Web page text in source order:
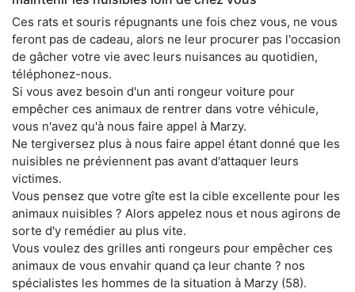
Ces rats et souris répugnants une fois chez vous, ne vous
feront pas de cadeau, alors ne leur procurer pas l'occasion
de gâcher votre vie avec leurs nuisances au quotidien,
téléphonez-nous.
Si vous avez besoin d'un anti rongeur voiture pour
empêcher ces animaux de rentrer dans votre véhicule,
vous n'avez qu'à nous faire appel à Marzy.
Ne tergiversez plus à nous faire appel étant donné que les
nuisibles ne préviennent pas avant d'attaquer leurs
victimes.
Vous pensez que votre gîte est la cible excellente pour les
animaux nuisibles ? Alors appelez nous et nous agirons de
sorte d'y remédier au plus vite.
Vous voulez des grilles anti rongeurs pour empêcher ces
animaux de vous envahir quand ça leur chante ? nos
spécialistes les hommes de la situation à Marzy (58).